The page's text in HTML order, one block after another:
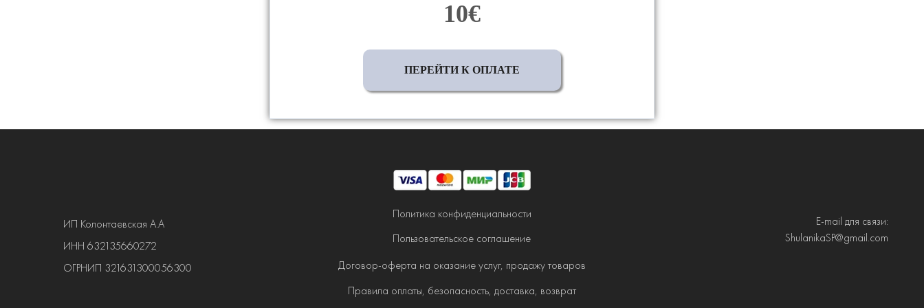
10€
ПЕРЕЙТИ К ОПЛАТЕ
Политика конфиденциальности
E-mail для связи:
ShulanikaSP@gmail.com
Пользовательское соглашение
ИП Колонтаевская А.А
ИНН 632135660272
ОГРНИП 321631300056300
Договор-оферта на оказание услуг, продажу товаров
Правила оплаты, безопасность, доставка, возврат